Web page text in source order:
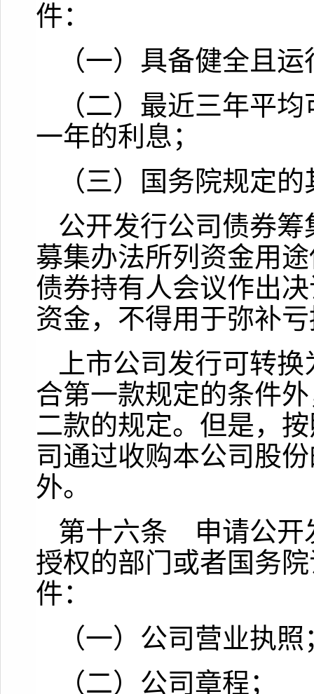
件：
（一）具备健全且
（二）最近三年平
一年的利息；
（三）国务院规定
公开发行公司债券
募集办法所列资金用
债券持有人会议作出
资金，不得用于弥补
上市公司发行可转
合第一款规定的条件
二款的规定。但是，
司通过收购本公司股
外。
第十六条 申请公开
授权的部门或者国务
件：
（一）公司营业执照
（二）公司章程；